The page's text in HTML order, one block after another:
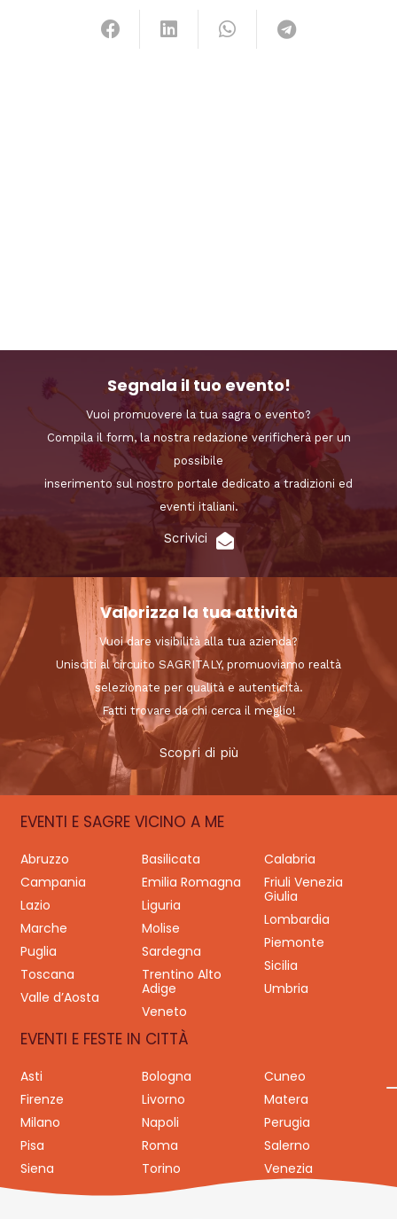
Segnala il tuo evento!
Vuoi promuovere la tua sagra o evento?
Compila il form, la nostra redazione verificherà per un
possibile
inserimento sul nostro portale dedicato a tradizioni ed
eventi italiani.
Scrivici
Valorizza la tua attività
Vuoi dare visibilità alla tua azienda?
Unisciti al circuito SAGRITALY, promuoviamo realtà
selezionate per qualità e autenticità.
Fatti trovare da chi cerca il meglio!
Scopri di più
EVENTI E SAGRE VICINO A ME
Abruzzo Basilicata
Calabria
Campania
Emilia Romagna
Friuli Venezia
Giulia
Lazio
Liguria
Lombardia
Marche
Molise
Piemonte
Puglia
Sardegna
Sicilia
Toscana
Trentino Alto
Adige
Umbria
Valle d’Aosta
Veneto
EVENTI E FESTE IN CITTÀ
Asti Bologna
Cuneo
Firenze
Livorno
Matera
Milano
Napoli
Perugia
Pisa
Roma
Salerno
Siena
Torino Venezia